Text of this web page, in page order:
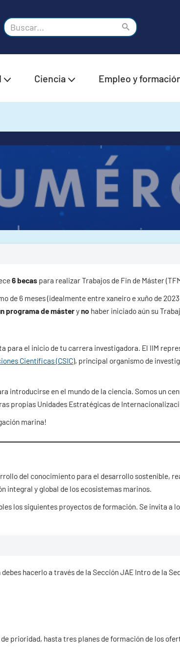
Ciencia Empleo y
6 becas para realizar Trabajos de Fin de Máster
de 6 meses (idealmente entre xaneiro e xuño de
programa de másteryno haber iniciado aún su
para el inicio de tu carrera investigadora. El IIM
Científicas (CSIC), principal organismo de
introducirse en el mundo de la ciencia. Somos un
propias Unidades Estratégicas de
marina!
del conocimiento para el desarrollo sostenible,
integral y global de los ecosistemas marinos.
los siguientes proyectos de formación. Se invita a
hacerlo a través de la Sección JAE Intro de la
prioridad, hasta tres planes de formación de los